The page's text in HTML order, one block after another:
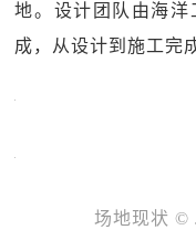
地。设计团队由海洋
成，从设计到施工完
场地现状 ©